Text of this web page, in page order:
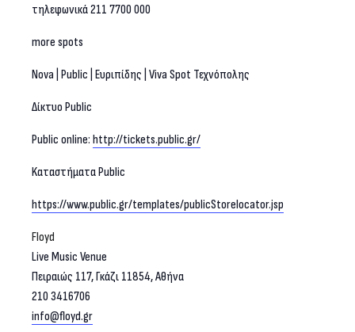
τηλεφωνικά 211 7700 000
more spots
Nova | Public | Ευριπίδης | Viva Spot Τεχνόπολης
Δίκτυο Public
Public online: http://tickets.public.gr/
Kαταστήματα Public
https://www.public.gr/templates/publicStorelocator.jsp
Floyd
Live Music Venue
Πειραιώς 117, Γκάζι 11854, Aθήνα
210 3416706
info@floyd.gr